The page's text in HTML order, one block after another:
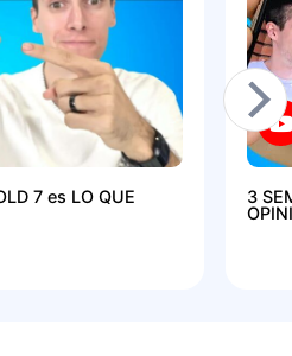
7 es LO QUE
3